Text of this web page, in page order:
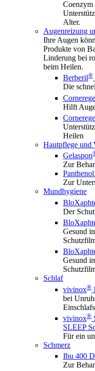
Alter.
Augenreizung
Ihre Augen
Produkte von
Linderung bei
beim Heilen.
Berberil®
Die
Hilft
Heilen
Hautpflege und
Gelaspon
Zur
Zur
Mundhygiene
Der
Gesund
Gesund
Schlaf
vivinox®
bei
vivinox®
SLEEP
Für ein
Schmerz
Ibu 400
Zur